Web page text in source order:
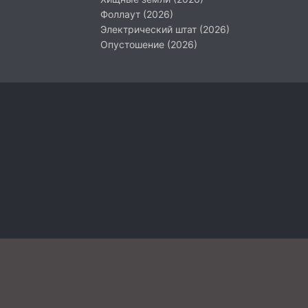
Фоллаут (2026)
Электрический штат (2026)
Опустошение (2026)